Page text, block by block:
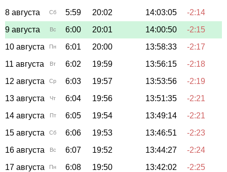
8 августа
Сб 5:59 20:02 14:03:05
-2:14
9 августа
Вс 6:00 20:01 14:00:50
-2:15
10 августа
Пн 6:01 20:00 13:58:33
-2:17
11 августа
Вт 6:02 19:59 13:56:15
-2:18
12 августа
Ср 6:03 19:57 13:53:56
-2:19
13 августа
Чт 6:04 19:56 13:51:35
-2:21
14 августа
Пт 6:05 19:54 13:49:14
-2:21
15 августа
Сб 6:06 19:53 13:46:51
-2:23
16 августа
Вс 6:07 19:52 13:44:27
-2:24
17 августа
Пн 6:08 19:50 13:42:02
-2:25